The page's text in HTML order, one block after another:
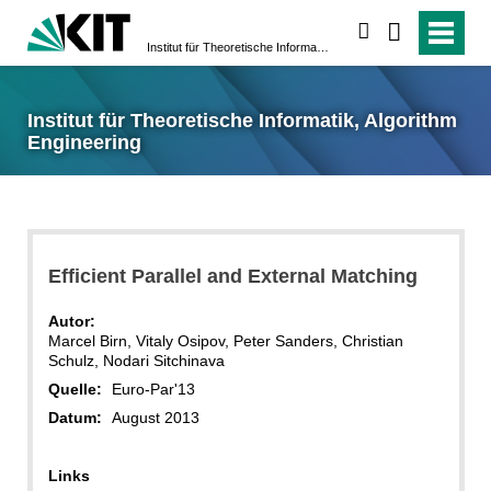
Institut für Theoretische Informatik, Algorithm
Engineering
Efficient Parallel and External Matching
Autor:
Marcel Birn, Vitaly Osipov, Peter Sanders, Christian
Schulz, Nodari Sitchinava
Quelle:
Euro-Par'13
Datum:
August 2013
Links